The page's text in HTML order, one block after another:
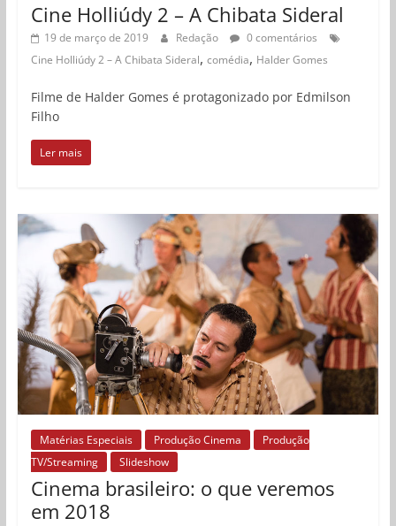
Cine Holliúdy 2 – A Chibata Sideral
19 de março de 2019 Redação
0 comentários
Cine Holliúdy 2 – A Chibata Sideral, comédia, Halder Gomes
Filme de Halder Gomes é protagonizado por Edmilson
Filho
Ler mais
Matérias Especiais Produção Cinema
Produção
TV/Streaming
Slideshow
Cinema brasileiro: o que veremos
em 2018